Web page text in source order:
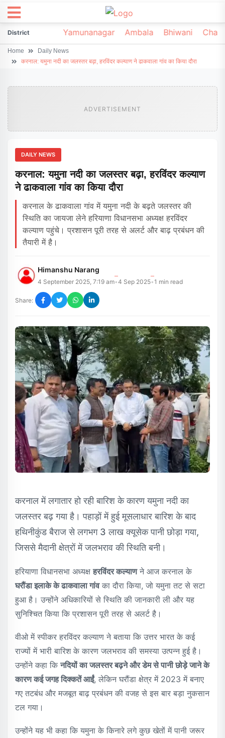
DistrictSonipat Yamunanagar Ambala Bhiwani
Home
Daily News
करनाल: यमुना नदी का जलस्तर बढ़ा, हरविंदर कल्याण ने ढाकवाला गांव का किया दौरा
ADVERTISEMENT
DAILY NEWS
करनाल: यमुना नदी का जलस्तर बढ़ा, हरविंदर कल्याण
ने ढाकवाला गांव का किया दौरा
करनाल के ढाकवाला गांव में यमुना नदी के बढ़ते जलस्तर की
स्थिति का जायजा लेने हरियाणा विधानसभा अध्यक्ष हरविंदर
कल्याण पहुंचे। प्रशासन पूरी तरह से अलर्ट और बाढ़ प्रबंधन की
तैयारी में है।
Himanshu Narang
4 September 2025, 7:19 am•4 Sep 2025•1 min read
Share:
करनाल में लगातार हो रही बारिश के कारण यमुना नदी का
जलस्तर बढ़ गया है। पहाड़ों में हुई मूसलाधार बारिश के बाद
हथिनीकुंड बैराज से लगभग 3 लाख क्यूसेक पानी छोड़ा गया,
जिससे मैदानी क्षेत्रों में जलभराव की स्थिति बनी।
हरियाणा विधानसभा अध्यक्षहरविंदर कल्याणने आज करनाल के
घरौंडा इलाके के ढाकवाला गांवका दौरा किया, जो यमुना तट से सटा
हुआ है। उन्होंने अधिकारियों से स्थिति की जानकारी ली और यह
सुनिश्चित किया कि प्रशासन पूरी तरह से अलर्ट है।
वीओ में स्पीकर हरविंदर कल्याण ने बताया कि उत्तर भारत के कई
राज्यों में भारी बारिश के कारण जलभराव की समस्या उत्पन्न हुई है।
उन्होंने कहा किनदियों का जलस्तर बढ़ने और डेम से पानी छोड़े जाने के
कारण कई जगह दिक्कतें आईं, लेकिन घरौंडा क्षेत्र में 2023 में बनाए
गए तटबंध और मजबूत बाढ़ प्रबंधन की वजह से इस बार बड़ा नुकसान
टल गया।
उन्होंने यह भी कहा कि यमुना के किनारे लगे कुछ खेतों में पानी जरूर